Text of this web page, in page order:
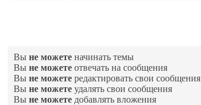
Вы не можете начинать темы
Вы не можете отвечать на сообщения
Вы не можете редактировать свои сообщения
Вы не можете удалять свои сообщения
Вы не можете добавлять вложения